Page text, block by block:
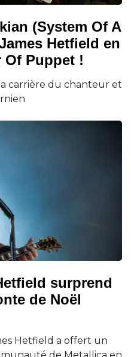
(System Of A
Hetfield en
Of Puppet !
carrière du chanteur et
surprend
de Noël
Hetfield a offert un